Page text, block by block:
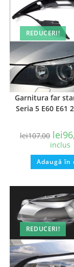
REDUCERI!
Garnitura far
Seria 5 E60 E61
lei107,00 lei
inclus
Adaugă în
REDUCERI!